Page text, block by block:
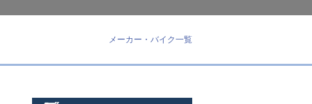
メーカー・バイク一覧